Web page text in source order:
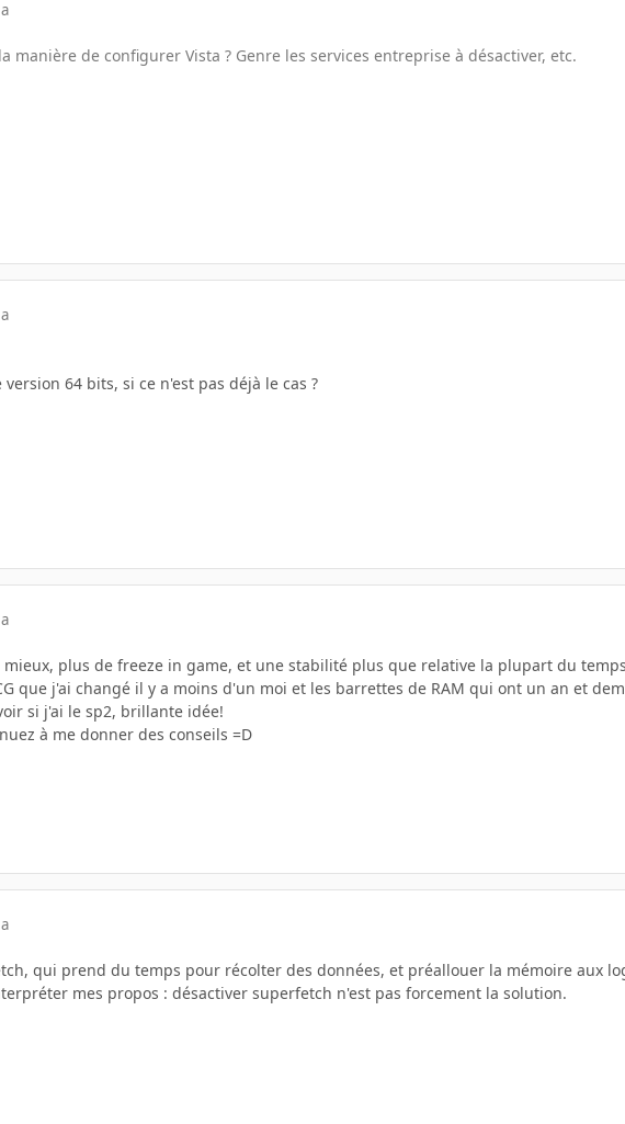
manière de configurer Vista ? Genre les services entreprise à désactiver, etc.
64 bits, si ce n'est pas déjà le cas ?
mieux, plus de freeze in game, et une stabilité plus que relative la plupart du
que j'ai changé il y a moins d'un moi et les barrettes de RAM qui ont un an et
si j'ai le sp2, brillante idée!
à me donner des conseils =D
qui prend du temps pour récolter des données, et préallouer la mémoire aux
mes propos : désactiver superfetch n'est pas forcement la solution.